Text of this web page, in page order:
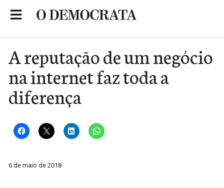
A reputação de um negócio
na internet faz toda a
diferença
6 de maio de 2018